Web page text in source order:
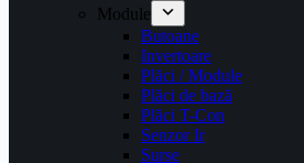
Module
Butoane
Invertoare
Plăci / Module
Plăci de bază
Plăci T-Con
Senzor Ir
Surse